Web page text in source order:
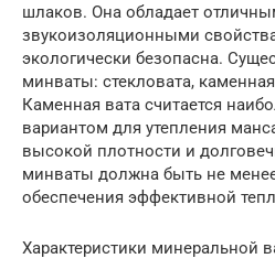
шлаков. Она обладает
звукоизоляционными
экологически безопасна.
минваты: стекловата,
Каменная вата считается
вариантом для утепления
высокой плотности и
минваты должна быть не
обеспечения эффективной
Характеристики минеральной